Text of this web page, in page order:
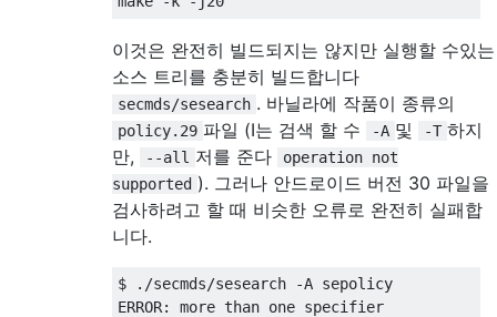
이것은 완전히 빌드되지는 않지만 실행할 수있는
소스 트리를 충분히 빌드합니다
secmds/sesearch . 바닐라에 작품이 종류의
policy.29 파일 (I는 검색 할 수 -A 및 -T 하지
만,
--all 저를 준다
operation not
supported ). 그러나 안드로이드 버전 30 파일을
검사하려고 할 때 비슷한 오류로 완전히 실패합
니다.
$ ./secmds/sesearch -A sepolicy
ERROR: more than one specifier